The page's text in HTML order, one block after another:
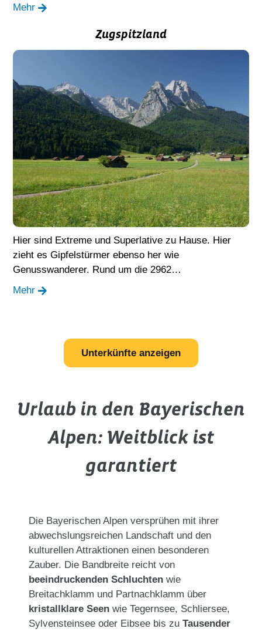
Mehr
Zugspitzland
Hier sind Extreme und Superlative zu Hause. Hier
zieht es Gipfelstürmer ebenso her wie
Genusswanderer. Rund um die 2962…
Mehr
Unterkünfte anzeigen
Urlaub in den Bayerischen
Alpen: Weitblick ist
garantiert
Die Bayerischen Alpen versprühen mit ihrer
abwechslungsreichen Landschaft und den
kulturellen Attraktionen einen besonderen
Zauber. Die Bandbreite reicht von
beeindruckenden Schluchtenwie
Breitachklamm und Partnachklamm über
kristallklare Seenwie Tegernsee, Schliersee,
Sylvensteinsee oder Eibsee bis zu Tausender